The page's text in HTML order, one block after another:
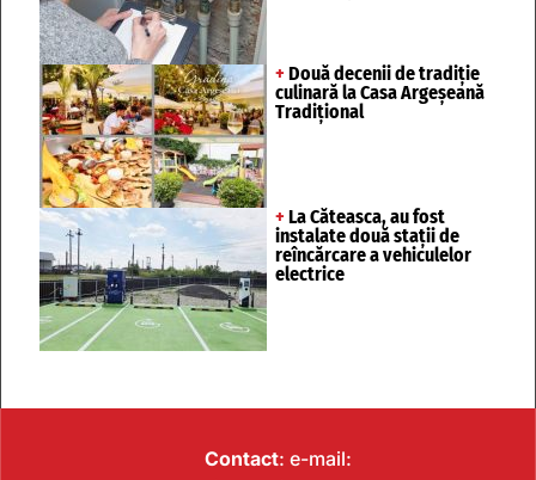
+ Două decenii de tradiție
culinară la Casa Argeșeană
Tradițional
+ La Căteasca, au fost
instalate două stații de
reîncărcare a vehiculelor
electrice
Contact: e-mail: